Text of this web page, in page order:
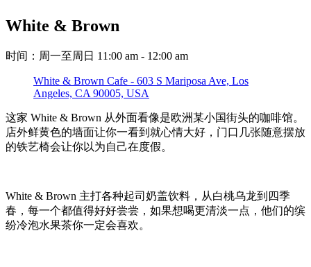
White & Brown
时间：周一至周日 11:00 am - 12:00 am
White & Brown Cafe - 603 S Mariposa Ave, Los
Angeles, CA 90005, USA
这家 White & Brown 从外面看像是欧洲某小国街头的咖啡馆。
店外鲜黄色的墙面让你一看到就心情大好，门口几张随意摆放
的铁艺椅会让你以为自己在度假。
White & Brown 主打各种起司奶盖饮料，从白桃乌龙到四季
春，每一个都值得好好尝尝，如果想喝更清淡一点，他们的缤
纷冷泡水果茶你一定会喜欢。